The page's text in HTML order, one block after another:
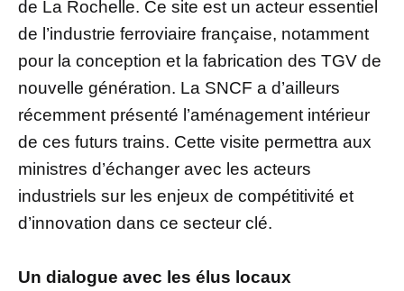
de La Rochelle. Ce site est un acteur essentiel
de l’industrie ferroviaire française, notamment
pour la conception et la fabrication des TGV de
nouvelle génération. La SNCF a d’ailleurs
récemment présenté l’aménagement intérieur
de ces futurs trains. Cette visite permettra aux
ministres d’échanger avec les acteurs
industriels sur les enjeux de compétitivité et
d’innovation dans ce secteur clé.
Un dialogue avec les élus locaux